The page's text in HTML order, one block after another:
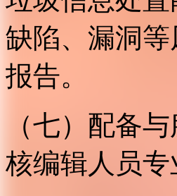
缺陷、漏洞
报告。
（七）配备
核编辑人员专